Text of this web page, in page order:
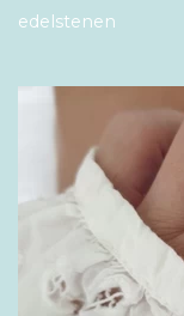
edelstenen